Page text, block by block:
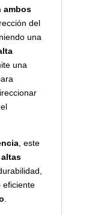
ambos
del
una
una
, este
altas
eficiente